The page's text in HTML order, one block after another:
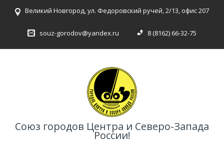
Великий Новгород, ул. Федоровский ручей, 2/13, офис 207
souz-gorodov@yandex.ru 8 (8162) 66-32-75
Союз городов Центра и Северо-Запада
России!